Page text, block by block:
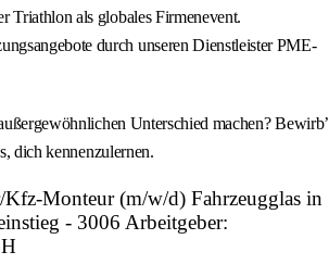
Triathlon als globales Firmenevent.
durch unseren Dienstleister PME-
Unterschied machen? Bewirb’
dich kennenzulernen.
Monteur (m/w/d) Fahrzeugglas in
- 3006 Arbeitgeber: